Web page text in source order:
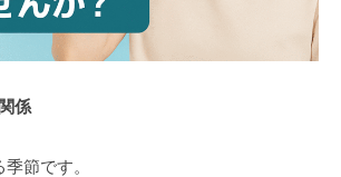
係
節です。